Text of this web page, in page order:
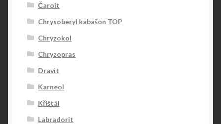
Čaroit
Chrysoberyl kabašon TOP
Chryzokol
Chryzopras
Dravit
Karneol
KřIštál
Labradorit